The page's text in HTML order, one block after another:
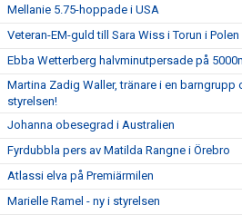
Mellanie 5.75-hoppade i USA
Veteran-EM-guld till Sara Wiss i Torun i Polen
Ebba Wetterberg halvminutpersade på
Martina Zadig Waller, tränare i en barngrupp
styrelsen!
Johanna obesegrad i Australien
Fyrdubbla pers av Matilda Rangne i Örebro
Atlassi elva på Premiärmilen
Marielle Ramel - ny i styrelsen